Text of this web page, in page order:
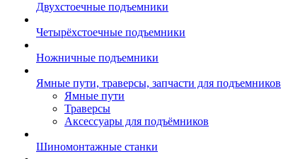
Двухстоечные подъемники
Четырёхстоечные подъемники
Ножничные подъемники
Ямные пути, траверсы, запчасти для подъемников
Ямные пути
Траверсы
Аксессуары для подъёмников
Шиномонтажные станки